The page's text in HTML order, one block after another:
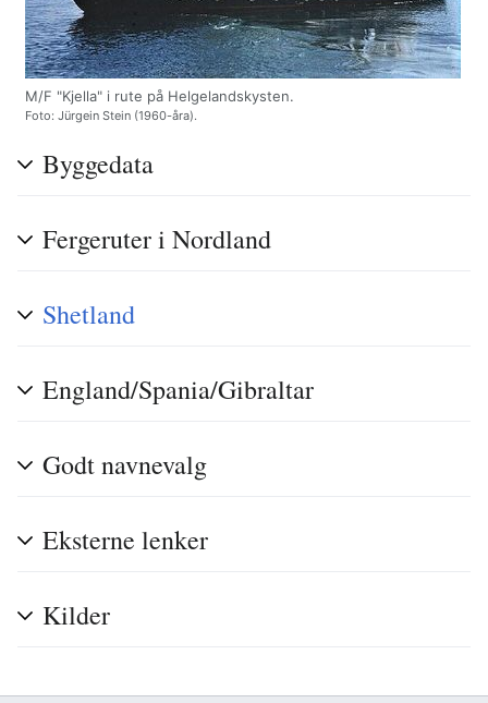
M/F "Kjella" i rute på Helgelandskysten.
Foto: Jürgein Stein (1960-åra).
Byggedata
Fergeruter i Nordland
Shetland
England/Spania/Gibraltar
Godt navnevalg
Eksterne lenker
Kilder